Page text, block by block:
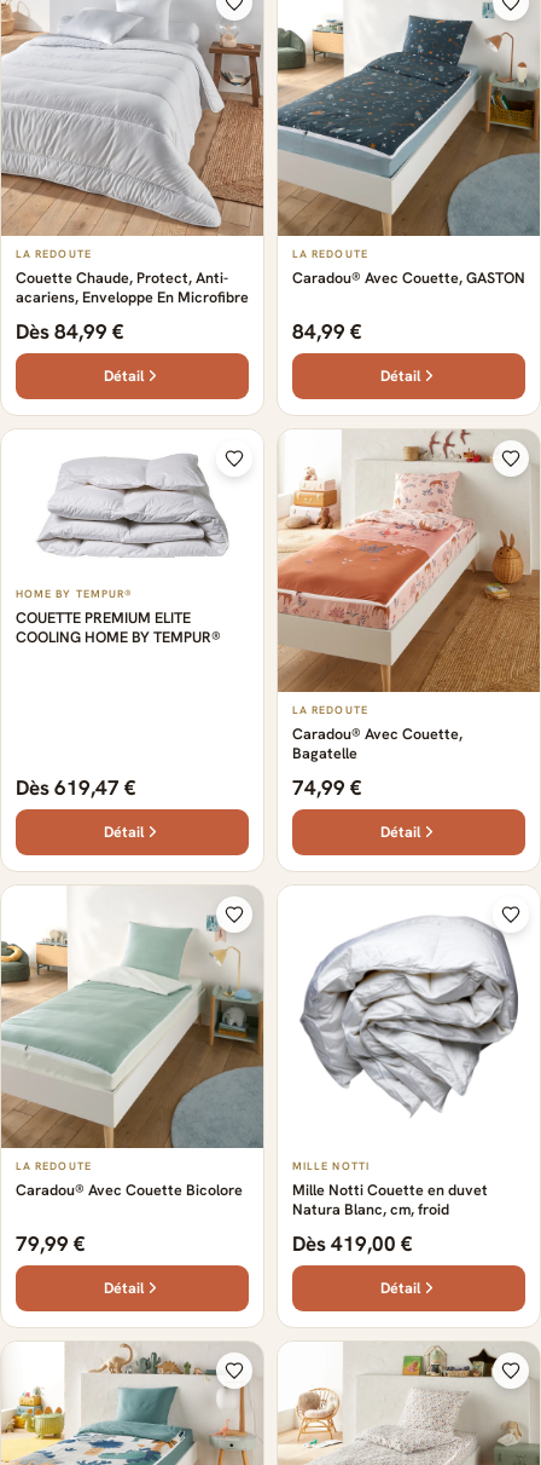
LA REDOUTE
Couette Chaude, Protect, Anti-
acariens, Enveloppe En Microfibre
Dès 84,99 €
Détail
LA REDOUTE
Caradou® Avec Couette, GASTON
84,99 €
Détail
HOME BY TEMPUR®
COUETTE PREMIUM ELITE
COOLING HOME BY TEMPUR®
Dès 619,47 €
Détail
LA REDOUTE
Caradou® Avec Couette,
Bagatelle
74,99 €
Détail
LA REDOUTE
Caradou® Avec Couette Bicolore
79,99 €
Détail
MILLE NOTTI
Mille Notti Couette en duvet
Natura Blanc, cm, froid
Dès 419,00 €
Détail